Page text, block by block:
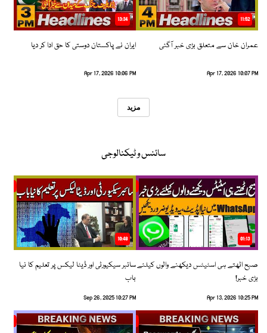
11:52
عمران خان سے متعلق بڑی خبر آگئی
Apr 17, 2026 10:07 PM
13:34
ایران نے پاکستان دوستی کا حق ادا کر دیا
Apr 17, 2026 10:06 PM
مزید
سائنس و ٹیکنالوجی
01:13
صبح اٹھتے ہی اسٹیٹس دیکھنے والوں کیلئے
بڑی خبر!
Apr 13, 2026 10:25 PM
10:48
سائبر سیکیورٹی اور ڈیٹا لیکس پر تعلیم کا نیا
باب
Sep 26, 2025 10:27 PM